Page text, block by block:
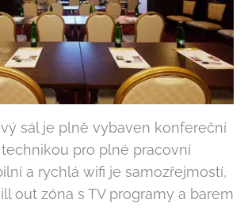
sál je plně vybaven konfereční
pro plné pracovní
a rychlá wifi je samozřejmostí,
out zóna s TV programy a barem